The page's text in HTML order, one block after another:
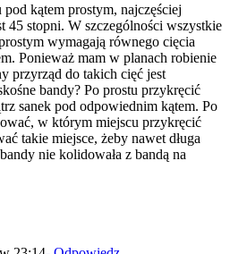
pod kątem prostym, najczęściej
45 stopni. W szczególności wszystkie
wymagają równego cięcia
Ponieważ mam w planach robienie
przyrząd do takich cięć jest
bandy? Po prostu przykręcić
sanek pod odpowiednim kątem. Po
w którym miejscu przykręcić
takie miejsce, żeby nawet długa
nie kolidowała z bandą na